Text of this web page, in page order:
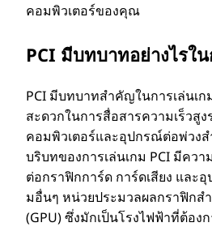
คอมพิวเตอร์ของคุณ
PCI มีบทบาทอย่างไรใน
PCI มีบทบาทสําคัญในการเล่นเ
สะดวกในการสื่อสารความเร็วสู
คอมพิวเตอร์และอุปกรณ์ต่อพ่วงสํ
บริบทของการเล่นเกม PCI มีคว
ต่อกราฟิกการ์ด การ์ดเสียง และ
มอื่นๆ หน่วยประมวลผลกราฟิกสํ
(GPU) ซึ่งมักเป็นโรงไฟฟ้าที่ต้อ